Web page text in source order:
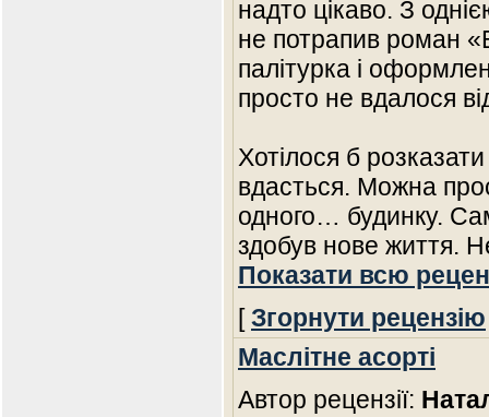
надто цікаво. З
не потрапив роман
палітурка і
просто не вдалося
Хотілося б
вдасться. Можна
одного… будинку.
здобув нове життя.
Показати всю
[Згорнути рецензію
Маслітне асорті
Автор рецензії: